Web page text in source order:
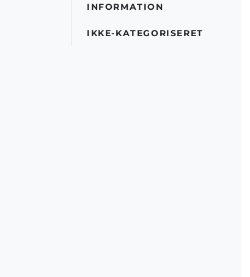
INFORMATION
IKKE-KATEGORISERET